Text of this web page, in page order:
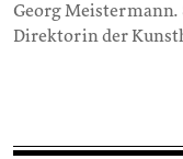
Georg Meistermann.
Direktorin der